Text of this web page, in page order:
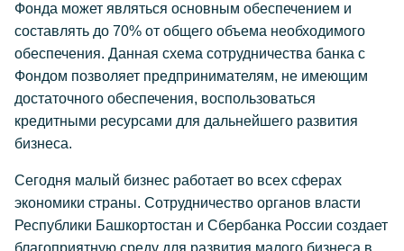
Фонда может являться основным обеспечением и
составлять до 70% от общего объема необходимого
обеспечения. Данная схема сотрудничества банка с
Фондом позволяет предпринимателям, не имеющим
достаточного обеспечения, воспользоваться
кредитными ресурсами для дальнейшего развития
бизнеса.
Сегодня малый бизнес работает во всех сферах
экономики страны. Сотрудничество органов власти
Республики Башкортостан и Сбербанка России создает
благоприятную среду для развития малого бизнеса в